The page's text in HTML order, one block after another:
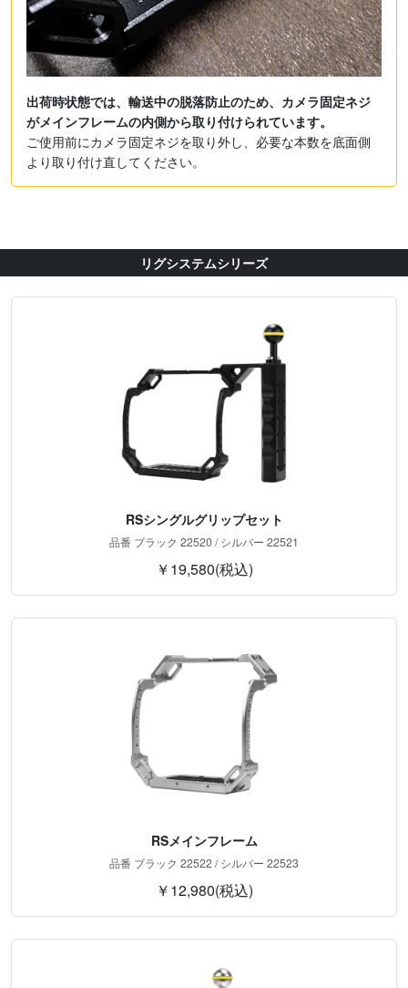
出荷時状態では、輸送中の脱落防止のため、カメラ固定ネジ
がメインフレームの内側から取り付けられています。
ご使用前にカメラ固定ネジを取り外し、必要な本数を底面側
より取り付け直してください。
リグシステムシリーズ
RSシングルグリップセット
品番 ブラック 22520 / シルバー 22521
￥19,580(税込)
RSメインフレーム
品番 ブラック 22522 / シルバー 22523
￥12,980(税込)